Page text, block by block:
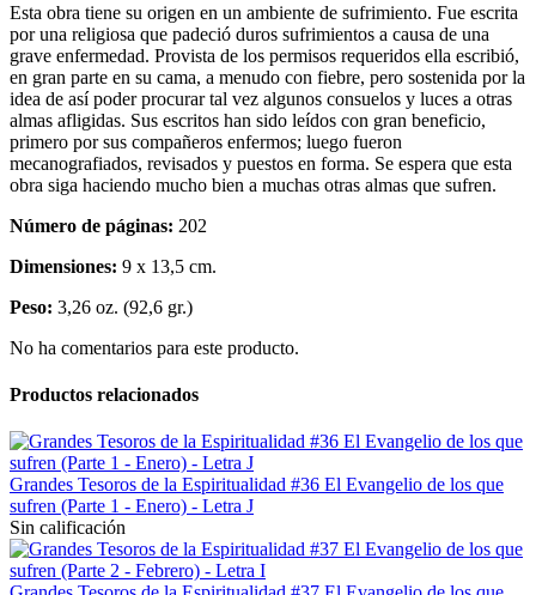
Esta obra tiene su origen en un ambiente de sufrimiento. Fue escrita
por una religiosa que padeció duros sufrimientos a causa de una
grave enfermedad. Provista de los permisos requeridos ella escribió,
en gran parte en su cama, a menudo con fiebre, pero sostenida por la
idea de así poder procurar tal vez algunos consuelos y luces a otras
almas afligidas. Sus escritos han sido leídos con gran beneficio,
primero por sus compañeros enfermos; luego fueron
mecanografiados, revisados y puestos en forma. Se espera que esta
obra siga haciendo mucho bien a muchas otras almas que sufren.
Número de páginas: 202
Dimensiones: 9 x 13,5 cm.
Peso: 3,26 oz. (92,6 gr.)
No ha comentarios para este producto.
Productos relacionados
Grandes Tesoros de la Espiritualidad #36 El Evangelio de los que
sufren (Parte 1 - Enero) - Letra J
Sin calificación